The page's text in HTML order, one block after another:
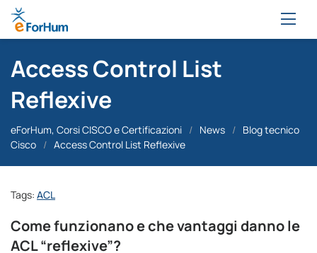
Access Control List
Reflexive
eForHum, Corsi CISCO e Certificazioni / News / Blog tecnico
Cisco / Access Control List Reflexive
Tags: ACL
Come funzionano e che vantaggi danno le
ACL “reflexive”?